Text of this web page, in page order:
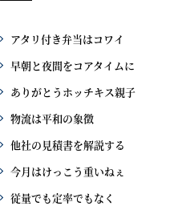
アタリ付き弁当はコワイ
早朝と夜間をコアタイムに
ありがとうホッチキス親子
物流は平和の象徴
他社の見積書を解説する
今月はけっこう重いねぇ
従量でも定率でもなく